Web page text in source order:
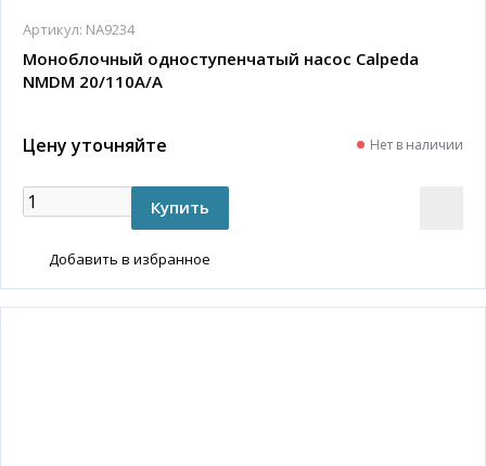
Артикул: NA9234
Моноблочный одноступенчатый насос Calpeda
NMDM 20/110A/A
Цену уточняйте Нет в наличии
Добавить в избранное